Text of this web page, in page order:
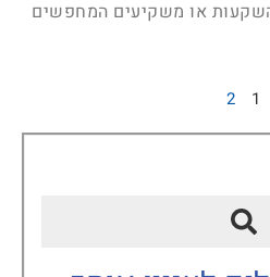
או משקיעים המחפשים
1
2